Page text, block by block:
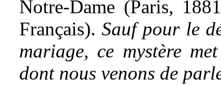
Notre-Dame (Paris,
Français).Sauf pour le
mariage, ce mystère
dont nous venons de